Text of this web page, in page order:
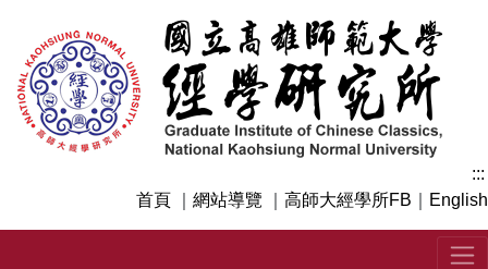
:::
首頁
網站導覽 高師大經學所FB English